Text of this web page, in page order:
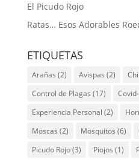
El Picudo Rojo
Ratas… Esos Adorables
ETIQUETAS
Arañas (2) Avispas (2)
Control de Plagas (17)
Experiencia Personal (2)
Moscas (2) Mosquitos (6)
Picudo Rojo(3) Piojos (1)